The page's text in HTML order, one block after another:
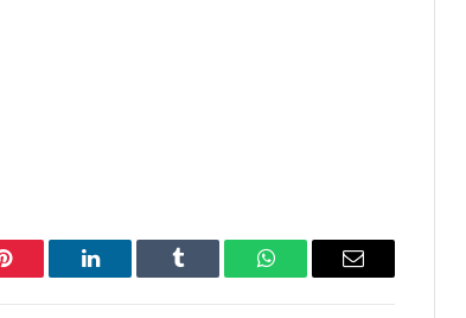
Pinterest LinkedIn Tumblr WhatsAppEmail